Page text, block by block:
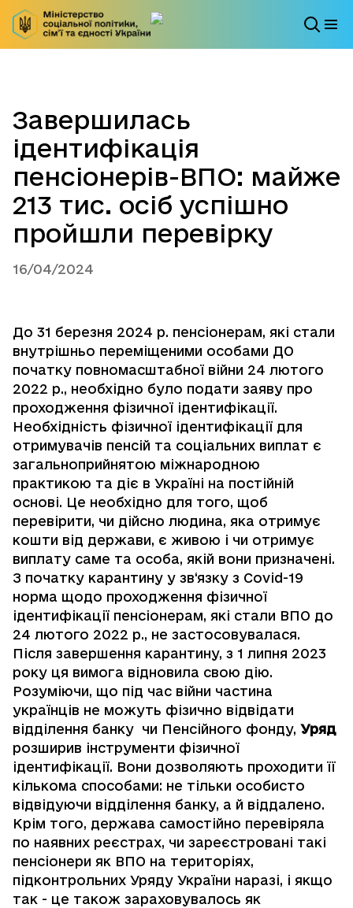
Завершилась
ідентифікація
пенсіонерів-ВПО: майже
213 тис. осіб успішно
пройшли перевірку
16/04/2024
До 31 березня 2024 р. пенсіонерам, які стали
внутрішньо переміщеними особами ДО
початку повномасштабної війни 24 лютого
2022 р., необхідно було подати заяву про
проходження фізичної ідентифікації.
Необхідність фізичної ідентифікації для
отримувачів пенсій та соціальних виплат є
загальноприйнятою міжнародною
практикою та діє в Україні на постійній
основі. Це необхідно для того, щоб
перевірити, чи дійсно людина, яка отримує
кошти від держави, є живою і чи отримує
виплату саме та особа, якій вони призначені.
З початку карантину у зв‘язку з Covid-19
норма щодо проходження фізичної
ідентифікації пенсіонерам, які стали ВПО до
24 лютого 2022 р., не застосовувалася.
Після завершення карантину, з 1 липня 2023
року ця вимога відновила свою дію.
Розуміючи, що під час війни частина
українців не можуть фізично відвідати
відділення банку чи Пенсійного фонду, Уряд
розширив інструменти фізичної
ідентифікації. Вони дозволяють проходити її
кількома способами: не тільки особисто
відвідуючи відділення банку, а й віддалено.
Крім того, держава самостійно перевіряла
по наявних реєстрах, чи зареєстровані такі
пенсіонери як ВПО на територіях,
підконтрольних Уряду України наразі, і якщо
так - це також зараховувалось як